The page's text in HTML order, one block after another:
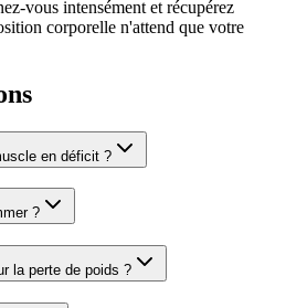
vous intensément et récupérez
corporelle n'attend que votre
en déficit ?
?
la perte de poids ?